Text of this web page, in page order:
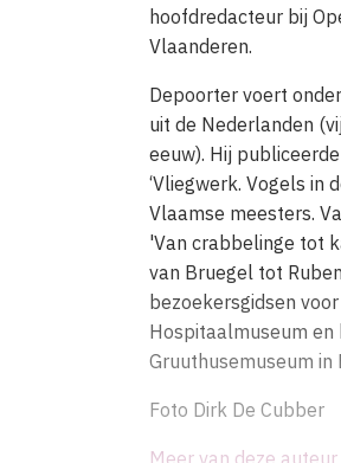
hoofdredacteur bij
Vlaanderen.
Depoorter voert
uit de Nederlanden
eeuw). Hij
‘Vliegwerk. Vogels in
Vlaamse meesters.
'Van crabbelinge tot
van Bruegel tot
bezoekersgidsen
Hospitaalmuseum en
Gruuthusemuseum in
Foto Dirk De Cubber
Meer van deze auteur